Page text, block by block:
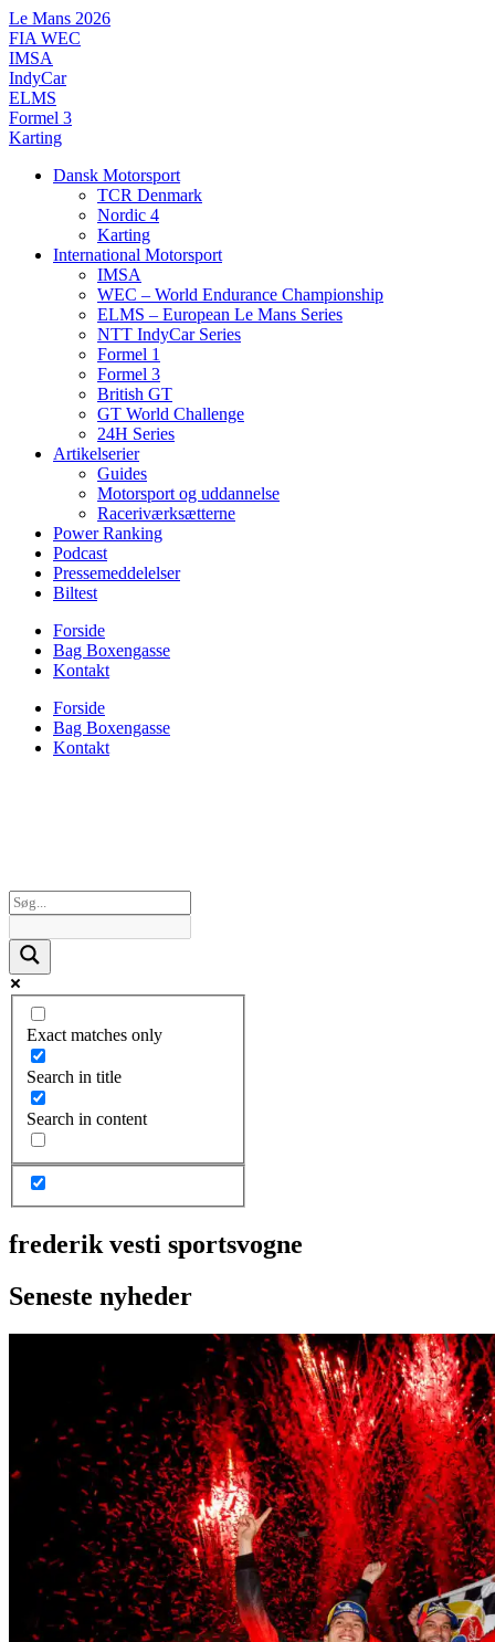
Videre
til
indhold
Le Mans 2026
FIA WEC
IMSA
IndyCar
ELMS
Formel 3
Karting
Dansk Motorsport
TCR Denmark
Nordic 4
Karting
International Motorsport
IMSA
WEC – World Endurance Championship
ELMS – European Le Mans Series
NTT IndyCar Series
Formel 1
Formel 3
British GT
GT World Challenge
24H Series
Artikelserier
Guides
Motorsport og uddannelse
Raceriværksætterne
Power Ranking
Podcast
Pressemeddelelser
Biltest
Forside
Bag Boxengasse
Kontakt
Forside
Bag Boxengasse
Kontakt
Exact matches only
Search in title
Search in content
frederik vesti sportsvogne
Seneste nyheder